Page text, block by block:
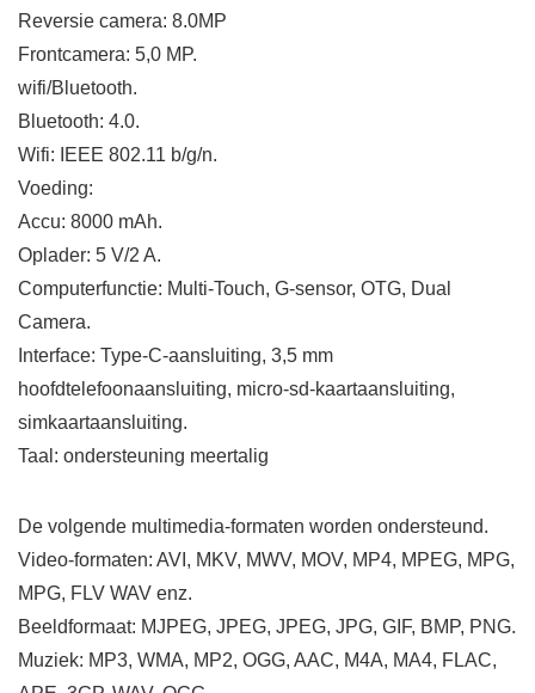
Reversie camera: 8.0MP
Frontcamera: 5,0 MP.
wifi/Bluetooth.
Bluetooth: 4.0.
Wifi: IEEE 802.11 b/g/n.
Voeding:
Accu: 8000 mAh.
Oplader: 5 V/2 A.
Computerfunctie: Multi-Touch, G-sensor, OTG, Dual
Camera.
Interface: Type-C-aansluiting, 3,5 mm
hoofdtelefoonaansluiting, micro-sd-kaartaansluiting,
simkaartaansluiting.
Taal: ondersteuning meertalig
De volgende multimedia-formaten worden ondersteund.
Video-formaten: AVI, MKV, MWV, MOV, MP4, MPEG, MPG,
MPG, FLV WAV enz.
Beeldformaat: MJPEG, JPEG, JPEG, JPG, GIF, BMP, PNG.
Muziek: MP3, WMA, MP2, OGG, AAC, M4A, MA4, FLAC,